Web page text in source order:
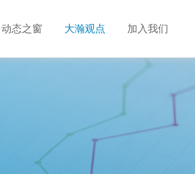
动态之窗 大瀚观点 加入我们